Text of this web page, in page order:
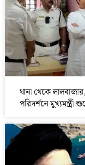
থানা থেকে
পরিদর্শনে মুখ্যমন্ত্রী